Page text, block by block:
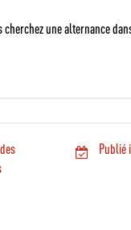
une alternance dans
Publié